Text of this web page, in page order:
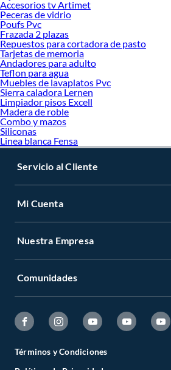
Accesorios tv Artimet
Peceras de vidrio
Poufs Pvc
Frazada 2 plazas
Repuestos para cortadora de pasto
Tarjetas de memoria
Andadores para adulto
Teflon para agua
Muebles de lavaplatos Pvc
Sierra caladora Lernen
Limpiador pisos Excell
Madera de roble
Combo y mazos
Siliconas
Linea blanca Fensa
Servicio al Cliente
Mi Cuenta
Nuestra Empresa
Comunidades
Términos y Condiciones